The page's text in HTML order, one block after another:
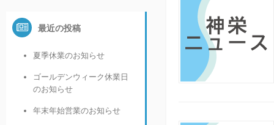
最近の投稿
夏季休業のお知らせ
ゴールデンウィーク休業日
のお知らせ
年末年始営業のお知らせ